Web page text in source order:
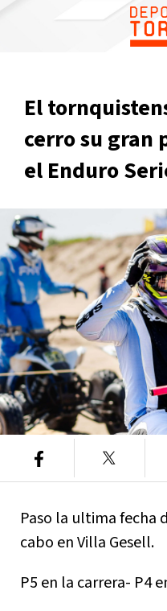
El
cerro su gran
el Enduro
Paso la ultima fecha
cabo en Villa Gesell.
P5 en la carrera- P4